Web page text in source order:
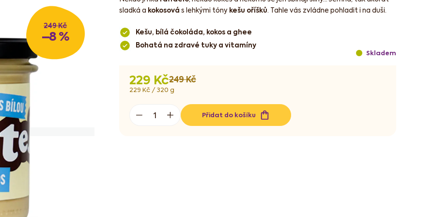
249 Kč
–8 %
249 Kč
229 Kč
Měrná
229 Kč / 320 g
Skladem
Přidat do košíku
sladká a kokosová s lehkými tóny kešu oříšků. Tahle vás zvládne pohladit i na duši.
Kešu, bílá čokoláda, kokos a ghee
Bohatá na zdravé tuky a vitamíny